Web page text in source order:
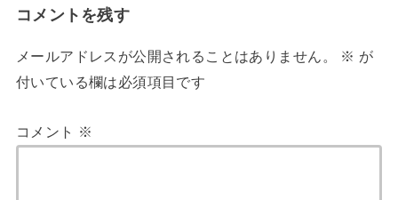
コメントを残す
メールアドレスが公開されることはありません。 ※ が
付いている欄は必須項目です
コメント ※